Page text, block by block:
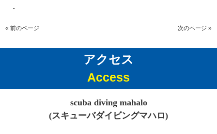
・
« 前のページ 次のページ »
アクセス
Access
scuba diving mahalo
(スキューバダイビングマハロ)